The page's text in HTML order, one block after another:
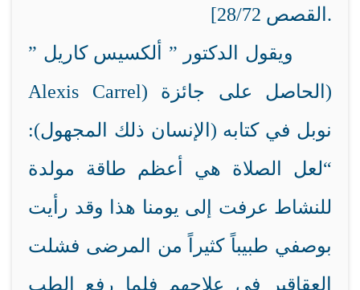
القصص 28/72].
ويقول الدكتور ” ألكسيس كاريل ”
(
Alexis Carrel) الحاصل على جائزة
نوبل في كتابه (الإنسان ذلك المجهول):
“لعل الصلاة هي أعظم طاقة مولدة
للنشاط عرفت إلى يومنا هذا وقد رأيت
بوصفي طبيباً كثيراً من المرضى فشلت
العقاقير في علاجهم فلما رفع الطب